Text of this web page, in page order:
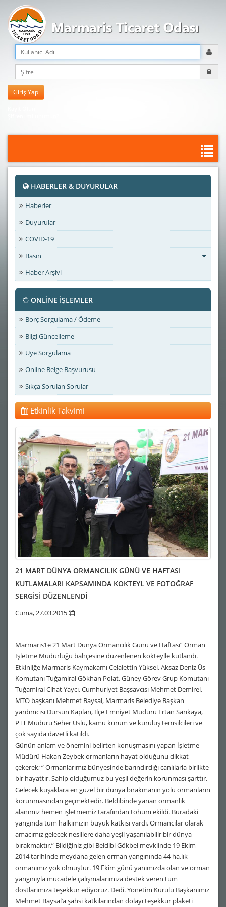
HABERLER & DUYURULAR
Haberler
Duyurular
COVID-19
Basın
Haber Arşivi
ONLİNE İŞLEMLER
Borç Sorgulama / Ödeme
Bilgi Güncelleme
Üye Sorgulama
Online Belge Başvurusu
Sıkça Sorulan Sorular
Etkinlik Takvimi
21 MART DÜNYA ORMANCILIK GÜNÜ VE HAFTASI
KUTLAMALARI KAPSAMINDA KOKTEYL VE FOTOĞRAF
SERGİSİ DÜZENLENDİ
Cuma, 27.03.2015
Marmaris’te 21 Mart Dünya Ormancılık Günü ve Haftası” Orman
İşletme Müdürlüğü bahçesine düzenlenen kokteylle kutlandı.
Etkinliğe Marmaris Kaymakamı Celalettin Yüksel, Aksaz Deniz Üs
Komutanı Tuğamiral Gökhan Polat, Güney Görev Grup Komutanı
Tuğamiral Cihat Yaycı, Cumhuriyet Başsavcısı Mehmet Demirel,
MTO başkanı Mehmet Baysal, Marmaris Belediye Başkan
yardımcısı Dursun Kaplan, İlçe Emniyet Müdürü Ertan Sarıkaya,
PTT Müdürü Seher Uslu, kamu kurum ve kuruluş temsilcileri ve
çok sayıda davetli katıldı.
Günün anlam ve önemini belirten konuşmasını yapan İşletme
Müdürü Hakan Zeybek ormanların hayat olduğunu dikkat
çekerek; “ Ormanlarımız bünyesinde barındırdığı canlılarla birlikte
bir hayattır. Sahip olduğumuz bu yeşil değerin korunması şarttır.
Gelecek kuşaklara en güzel bir dünya bırakmanın yolu ormanların
korunmasından geçmektedir. Beldibinde yanan ormanlık
alanımız hemen işletmemiz tarafından tohum ekildi. Buradaki
yangında tüm halkımızın büyük katkısı vardı. Ormancılar olarak
amacımız gelecek nesillere daha yeşil yaşanılabilir bir dünya
bırakmaktır.” Bildiğiniz gibi Beldibi Gökbel mevkiinde 19 Ekim
2014 tarihinde meydana gelen orman yangınında 44 ha.lık
ormanımız yok olmuştur. 19 Ekim günü yanımızda olan ve orman
yangınıyla mücadele çalışmalarımıza destek veren tüm
dostlarımıza teşekkür ediyoruz. Dedi. Yönetim Kurulu Başkanımız
Mehmet Baysal’a şahsi katkılarından dolayı teşekkür plaketi